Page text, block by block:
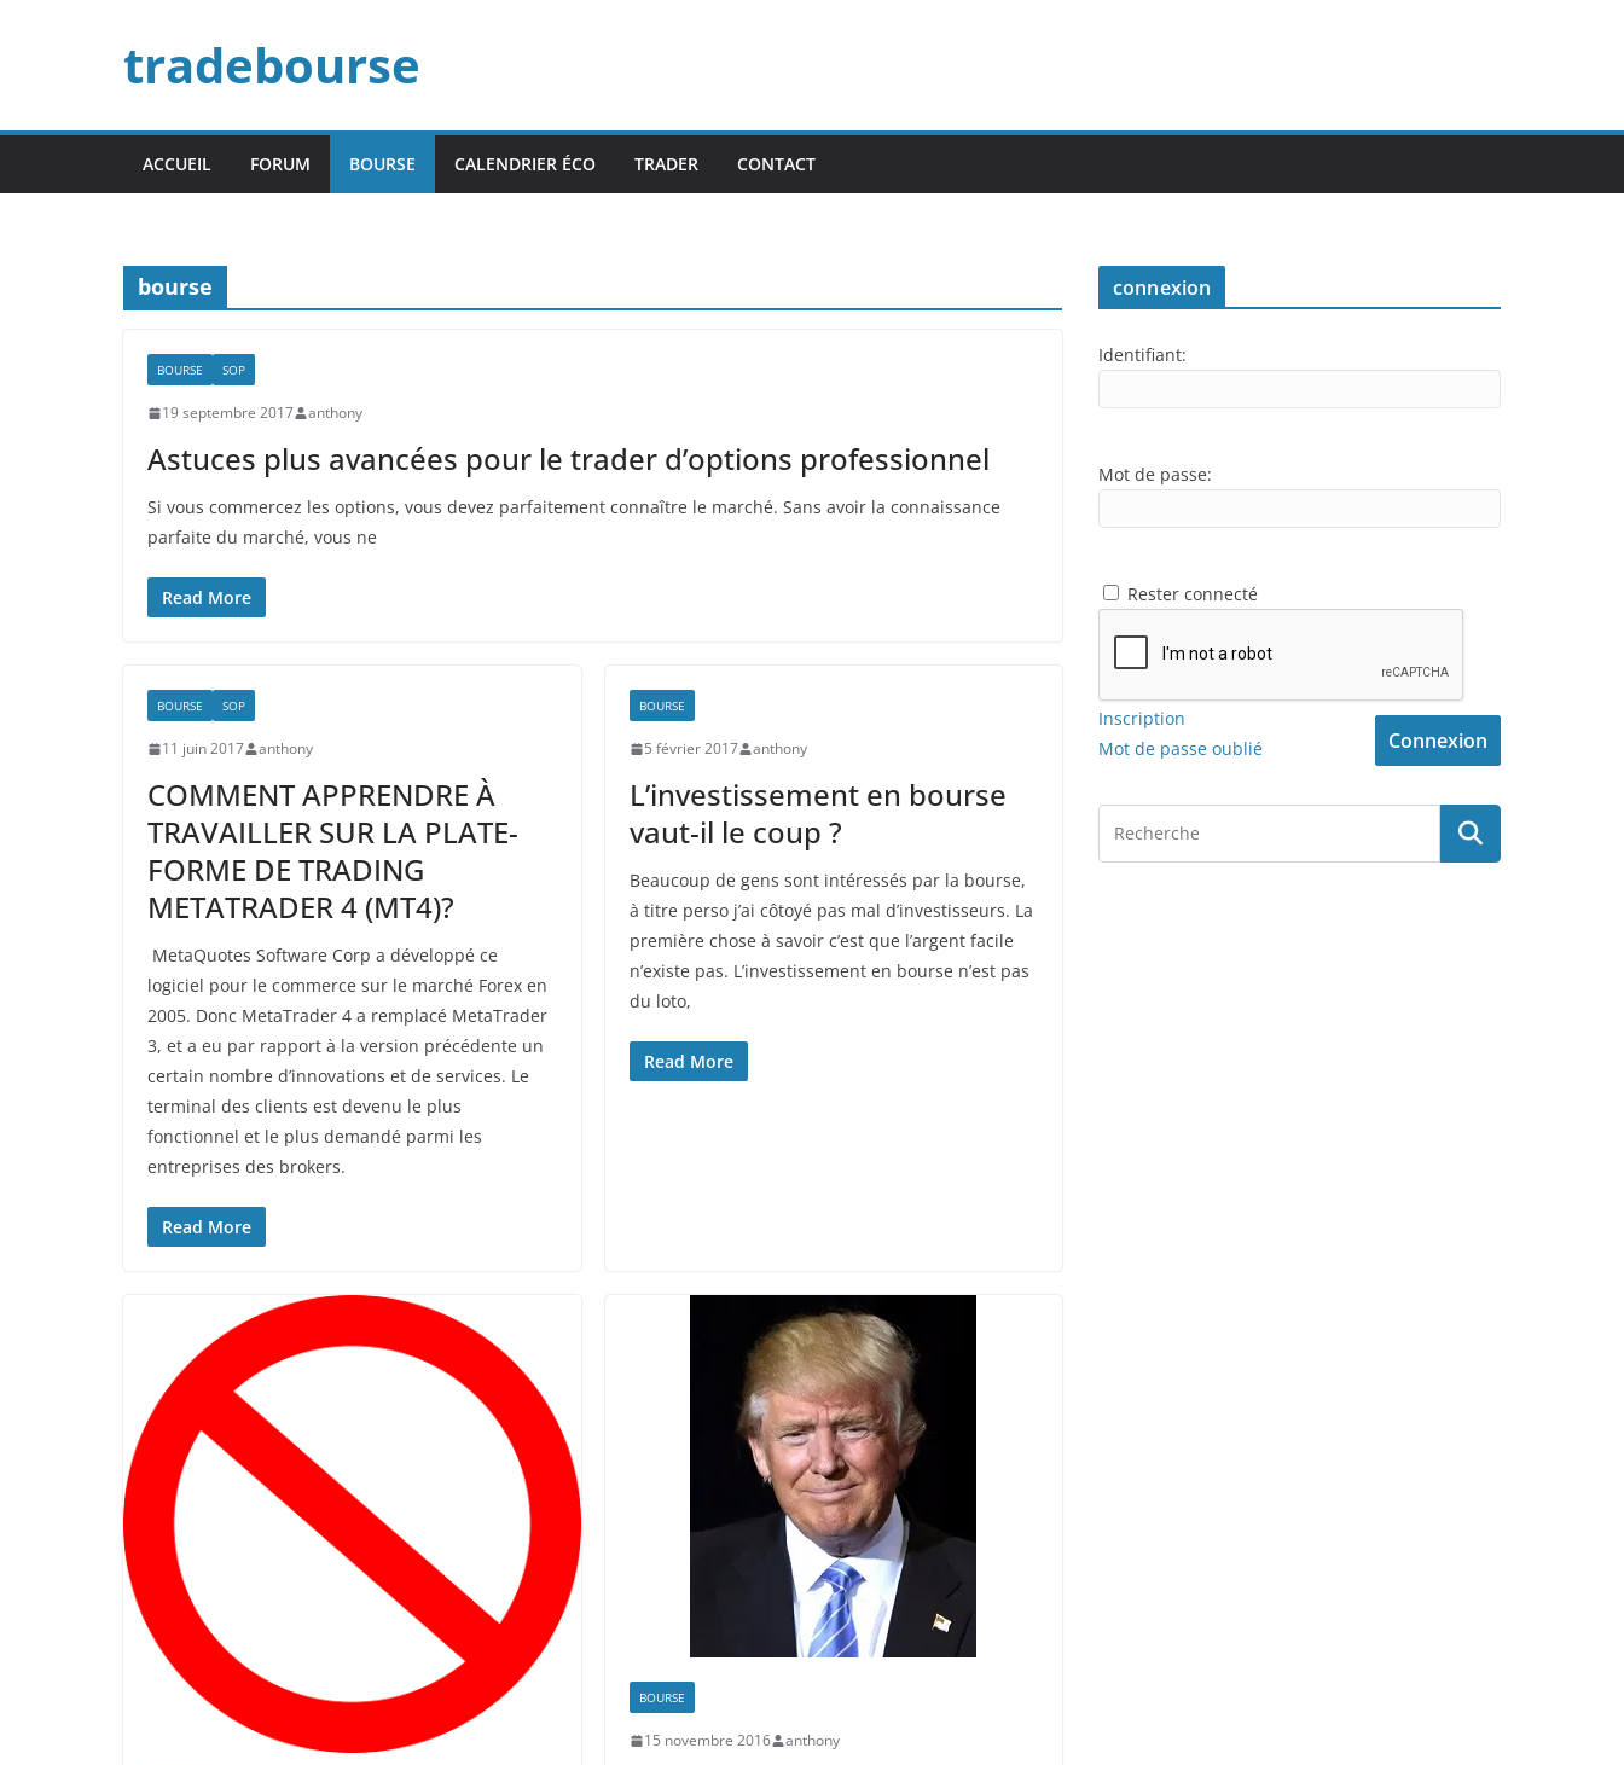
tradebourse
ACCUEIL FORUM BOURSE CALENDRIER ÉCO TRADER CONTACT
bourse
BOURSE SOP
19 septembre 2017 anthony
Astuces plus avancées pour le trader d’options professionnel
Si vous commercez les options, vous devez parfaitement connaître le marché. Sans avoir la connaissance
parfaite du marché, vous ne
Read More
BOURSE SOP
11 juin 2017 anthony
COMMENT APPRENDRE À
TRAVAILLER SUR LA PLATE-
FORME DE TRADING
METATRADER 4 (MT4)?
MetaQuotes Software Corp a développé ce
logiciel pour le commerce sur le marché Forex en
2005. Donc MetaTrader 4 a remplacé MetaTrader
3, et a eu par rapport à la version précédente un
certain nombre d’innovations et de services. Le
terminal des clients est devenu le plus
fonctionnel et le plus demandé parmi les
entreprises des brokers.
Read More
BOURSE
5 février 2017 anthony
L’investissement en bourse
vaut-il le coup ?
Beaucoup de gens sont intéressés par la bourse,
à titre perso j’ai côtoyé pas mal d’investisseurs. La
première chose à savoir c’est que l’argent facile
n’existe pas. L’investissement en bourse n’est pas
du loto,
Read More
BOURSE
15 novembre 2016 anthony
connexion
Identifiant:
Mot de passe:
Rester connecté
Connexion
Inscription
Mot de passe oublié